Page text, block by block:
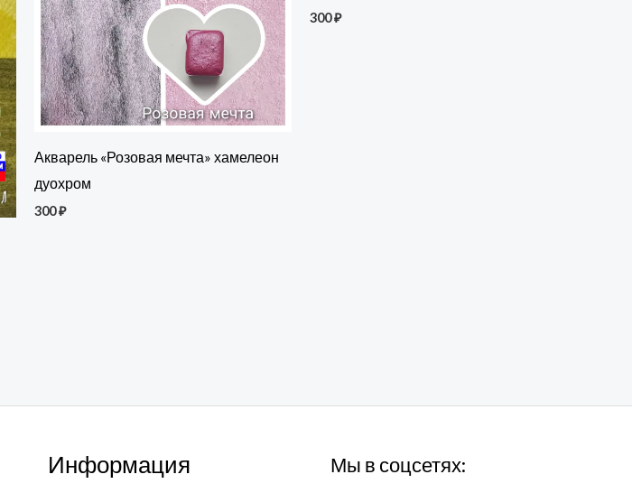
Акварель «Розовая мечта» хамелеон
дуохром
300₽
300₽
Информация Мы в соцсетях: